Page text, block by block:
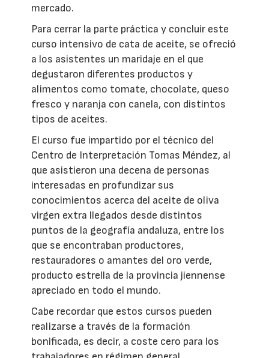
mercado.
Para cerrar la parte práctica y concluir este
curso intensivo de cata de aceite, se ofreció
a los asistentes un maridaje en el que
degustaron diferentes productos y
alimentos como tomate, chocolate, queso
fresco y naranja con canela, con distintos
tipos de aceites.
El curso fue impartido por el técnico del
Centro de Interpretación Tomas Méndez, al
que asistieron una decena de personas
interesadas en profundizar sus
conocimientos acerca del aceite de oliva
virgen extra llegados desde distintos
puntos de la geografía andaluza, entre los
que se encontraban productores,
restauradores o amantes del oro verde,
producto estrella de la provincia jiennense
apreciado en todo el mundo.
Cabe recordar que estos cursos pueden
realizarse a través de la formación
bonificada, es decir, a coste cero para los